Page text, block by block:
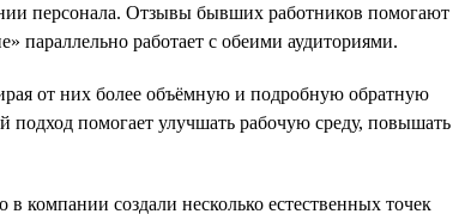
персонала. Отзывы бывших работников помогают
параллельно работает с обеими аудиториями.
от них более объёмную и подробную обратную
помогает улучшать рабочую среду, повышать
компании создали несколько естественных точек